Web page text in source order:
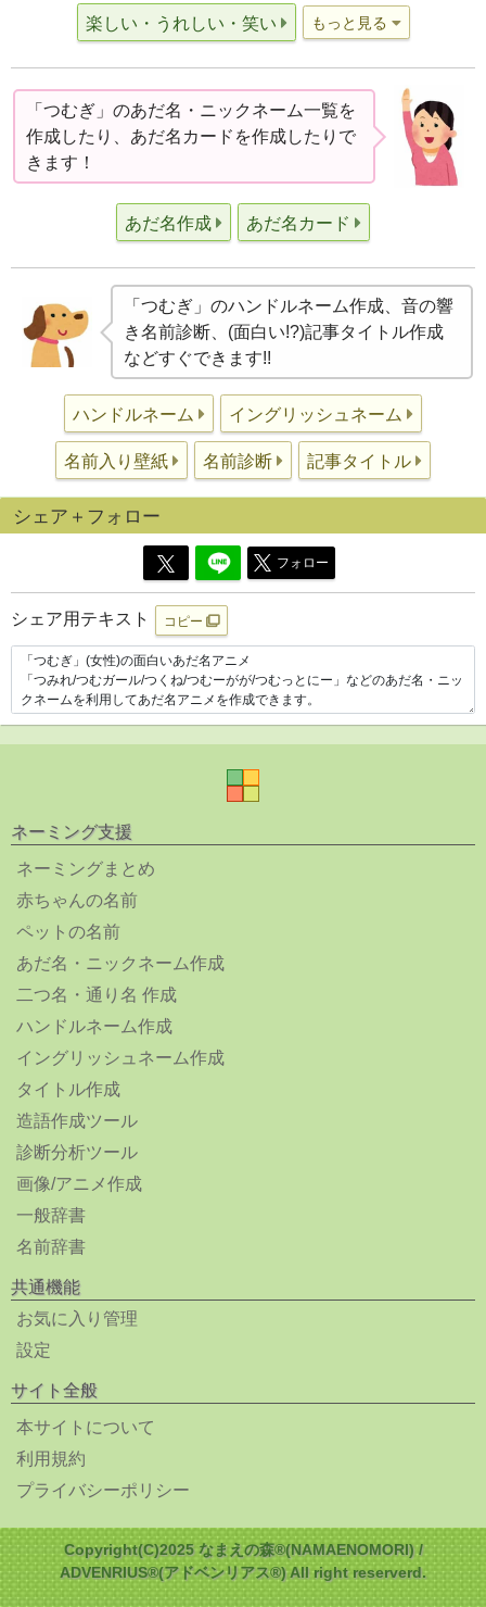
楽しい・うれしい・笑い もっと見る
「つむぎ」のあだ名・ニックネーム一覧を
作成したり、あだ名カードを作成したりで
きます！
あだ名作成 あだ名カード
「つむぎ」のハンドルネーム作成、音の響
き名前診断、(面白い!?)記事タイトル作成
などすぐできます!!
ハンドルネーム イングリッシュネーム
名前入り壁紙 名前診断 記事タイトル
シェア＋フォロー
フォロー
シェア用テキスト コピー
ネーミング支援
ネーミングまとめ
赤ちゃんの名前
ペットの名前
あだ名・ニックネーム作成
二つ名・通り名 作成
ハンドルネーム作成
イングリッシュネーム作成
タイトル作成
造語作成ツール
診断分析ツール
画像/アニメ作成
一般辞書
名前辞書
共通機能
お気に入り管理
設定
サイト全般
本サイトについて
利用規約
プライバシーポリシー
Copyright(C)2025 なまえの森®(NAMAENOMORI) /
ADVENRIUS®(アドベンリアス®) All right reserverd.